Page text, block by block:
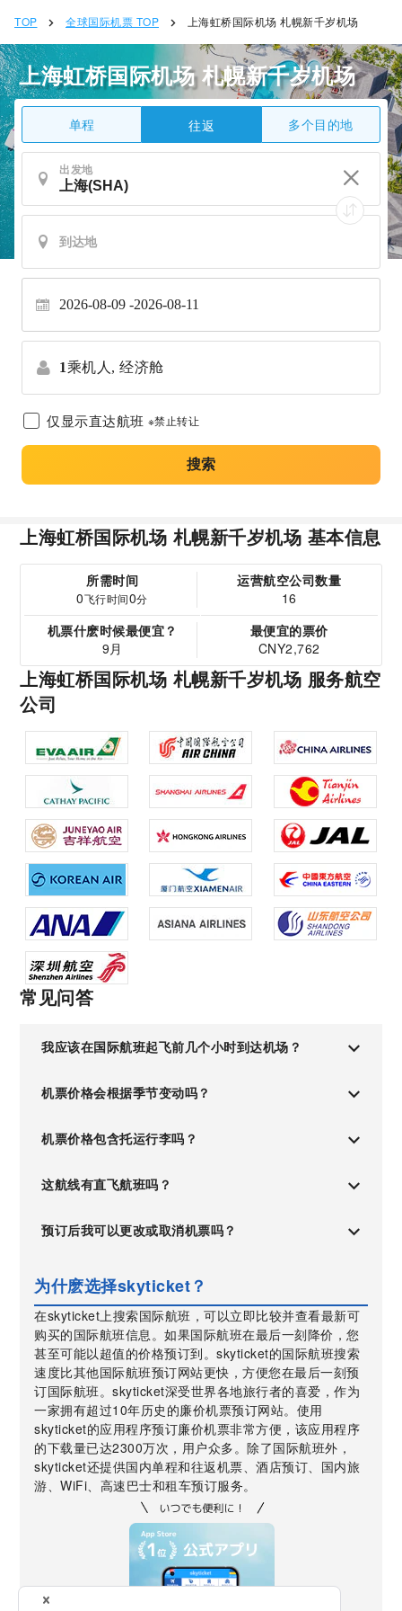
TOP 全球国际机票 TOP 上海虹桥国际机场 札幌新千岁机场
上海虹桥国际机场 札幌新千岁机场
单程 往返 多个目的地
出发地
2026-08-09 2026-08-11
1乘机人, 经济舱
仅显示直达航班 ※禁止转让
搜索
上海虹桥国际机场 札幌新千岁机场 基本信息
所需时间
0飞行时间0分
运营航空公司数量
16
机票什麽时候最便宜？
9月
最便宜的票价
CNY2,762
上海虹桥国际机场 札幌新千岁机场 服务航空
公司
常见问答
我应该在国际航班起飞前几个小时到达机场？
机票价格会根据季节变动吗？
机票价格包含托运行李吗？
这航线有直飞航班吗？
预订后我可以更改或取消机票吗？
为什麽选择skyticket？
在skyticket上搜索国际航班，可以立即比较并查看最新可
购买的国际航班信息。如果国际航班在最后一刻降价，您
甚至可能以超值的价格预订到。skyticket的国际航班搜索
速度比其他国际航班预订网站更快，方便您在最后一刻预
订国际航班。skyticket深受世界各地旅行者的喜爱，作为
一家拥有超过10年历史的廉价机票预订网站。使用
skyticket的应用程序预订廉价机票非常方便，该应用程序
的下载量已达2300万次，用户众多。除了国际航班外，
skyticket还提供国内单程和往返机票、酒店预订、国内旅
游、WiFi、高速巴士和租车预订服务。